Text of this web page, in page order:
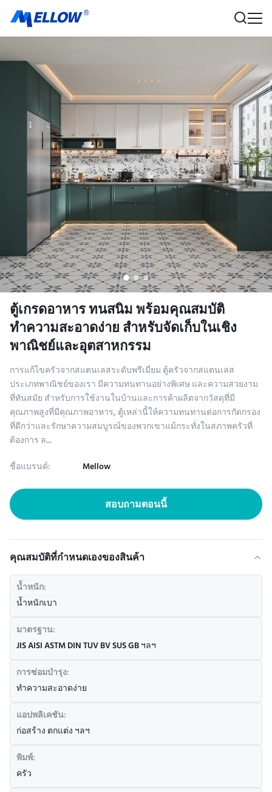
ตู้เกรดอาหาร ทนสนิม พร้อมคุณสมบัติ
ทำความสะอาดง่าย สำหรับจัดเก็บในเชิง
พาณิชย์และอุตสาหกรรม
การแก้ไขครัวจากสแตนเลสระดับพรีเมี่ยม ตู้ครัวจากสแตนเลส
ประเภทพาณิชย์ของเรา มีความทนทานอย่างพิเศษ และความสวยงาม
ที่ทันสมัย สําหรับการใช้งานในบ้านและการค้าผลิตจากวัสดุที่มี
คุณภาพสูงที่มีคุณภาพอาหาร, ตู้เหล่านี้ให้ความทนทานต่อการกัดกรอง
ที่ดีกว่าและรักษาความสมบูรณ์ของพวกเขาแม้กระทั่งในสภาพครัวที่
ต้องการ ล...
ชื่อแบรนด์:
Mellow
สอบถามตอนนี้
คุณสมบัติที่กําหนดเองของสินค้า
น้ำหนัก:
น้ำหนักเบา
มาตรฐาน:
JIS AISI ASTM DIN TUV BV SUS GB ฯลฯ
การซ่อมบำรุง:
ทำความสะอาดง่าย
แอปพลิเคชัน:
ก่อสร้าง ตกแต่ง ฯลฯ
พิมพ์:
ครัว